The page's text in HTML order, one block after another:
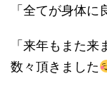
「全てが身体に
「来年もまた
数々頂きました